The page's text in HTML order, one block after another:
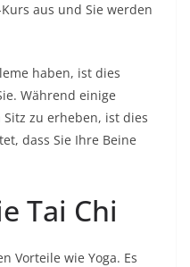
aus und Sie werden
haben, ist dies
Während einige
zu erheben, ist dies
dass Sie Ihre Beine
Tai Chi
Vorteile wie Yoga. Es